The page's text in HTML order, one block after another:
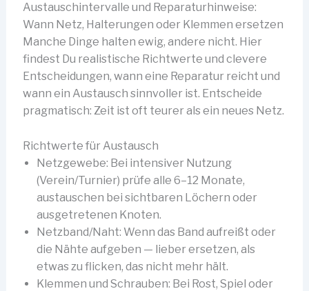
Austauschintervalle und Reparaturhinweise:
Wann Netz, Halterungen oder Klemmen ersetzen
Manche Dinge halten ewig, andere nicht. Hier
findest Du realistische Richtwerte und clevere
Entscheidungen, wann eine Reparatur reicht und
wann ein Austausch sinnvoller ist. Entscheide
pragmatisch: Zeit ist oft teurer als ein neues Netz.
Richtwerte für Austausch
Netzgewebe: Bei intensiver Nutzung
(Verein/Turnier) prüfe alle 6–12 Monate,
austauschen bei sichtbaren Löchern oder
ausgetretenen Knoten.
Netzband/Naht: Wenn das Band aufreißt oder
die Nähte aufgeben — lieber ersetzen, als
etwas zu flicken, das nicht mehr hält.
Klemmen und Schrauben: Bei Rost, Spiel oder